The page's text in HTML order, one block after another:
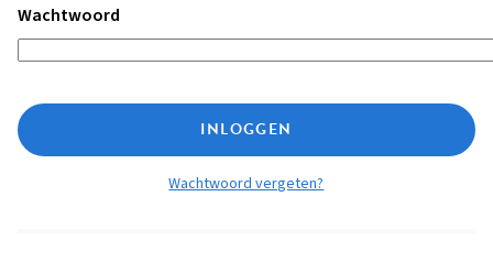
Wachtwoord
INLOGGEN
Wachtwoord vergeten?